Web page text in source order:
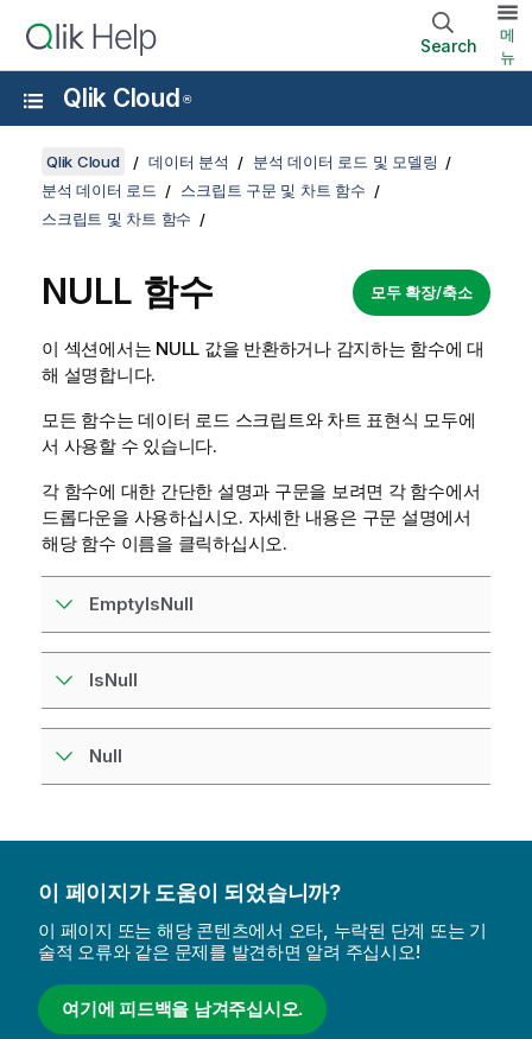
Search
메
뉴
Qlik Cloud ®
Qlik Cloud 데이터 분석
분석 데이터 로드 및 모델링
분석 데이터 로드
스크립트 구문 및 차트 함수
스크립트 및 차트 함수
모두 확장/축소
NULL 함수
이 섹션에서는 NULL 값을 반환하거나 감지하는 함수에 대
해 설명합니다.
모든 함수는데이터 로드 스크립트와 차트 표현식 모두에
서 사용할 수 있습니다.
각 함수에 대한 간단한 설명과 구문을 보려면 각 함수에서
드롭다운을 사용하십시오. 자세한 내용은 구문 설명에서
해당 함수 이름을 클릭하십시오.
EmptyIsNull
IsNull
Null
이 페이지가 도움이 되었습니까?
이 페이지 또는 해당 콘텐츠에서 오타, 누락된 단계 또는 기
술적 오류와 같은 문제를 발견하면 알려 주십시오!
여기에 피드백을 남겨주십시오.